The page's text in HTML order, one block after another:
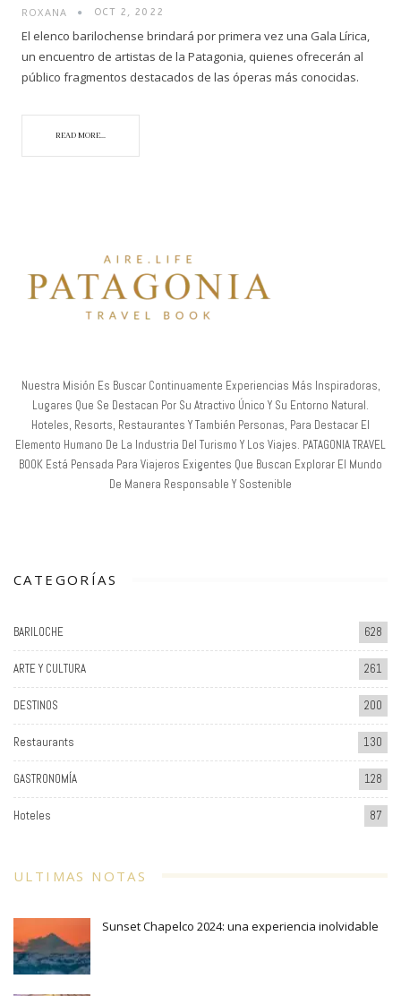
ROXANA OCT 2, 2022
El elenco barilochense brindará por primera vez una Gala Lírica,
un encuentro de artistas de la Patagonia, quienes ofrecerán al
público fragmentos destacados de las óperas más conocidas.
READ MORE...
Nuestra Misión Es Buscar Continuamente Experiencias Más Inspiradoras,
Lugares Que Se Destacan Por Su Atractivo Único Y Su Entorno Natural.
Hoteles, Resorts, Restaurantes Y También Personas, Para Destacar El
Elemento Humano De La Industria Del Turismo Y Los Viajes. PATAGONIA TRAVEL
BOOK Está Pensada Para Viajeros Exigentes Que Buscan Explorar El Mundo
De Manera Responsable Y Sostenible
CATEGORÍAS
BARILOCHE 628
ARTE Y CULTURA 261
DESTINOS 200
Restaurants 130
GASTRONOMÍA 128
Hoteles 87
ULTIMAS NOTAS
Sunset Chapelco 2024: una experiencia inolvidable